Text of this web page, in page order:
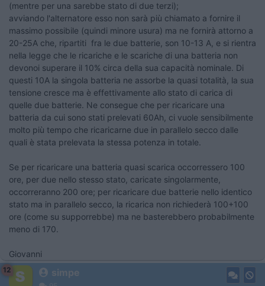
(mentre per una sarebbe stato di due terzi);
avviando l'alternatore esso non sarà più chiamato a fornire il
massimo possibile (quindi minore usura) ma ne fornirà attorno a
20-25A che, ripartiti fra le due batterie, son 10-13 A, e si rientra
nella legge che le ricariche e le scariche di una batteria non
devonoi superare il 10% circa della sua capacità nominale. Di
questi 10A la singola batteria ne assorbe la quasi totalità, la sua
tensione cresce ma è effettivamente allo stato di carica di
quelle due batterie. Ne consegue che per ricaricare una
batteria da cui sono stati prelevati 60Ah, ci vuole sensibilmente
molto più tempo che ricaricarne due in parallelo secco dalle
quali è stata prelevata la stessa potenza in totale.
Se per ricaricare una batteria quasi scarica occorressero 100
ore, per due nello stesso stato, caricate singolarmente,
occorreranno 200 ore; per ricaricare due batterie nello identico
stato ma in parallelo secco, la ricarica non richiederà 100+100
ore (come su supporrebbe) ma ne basterebbero probabilmente
meno di 170.
Giovanni
12 simpe